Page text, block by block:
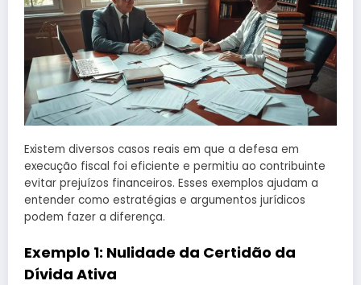
Existem diversos casos reais em que a defesa em
execução fiscal foi eficiente e permitiu ao contribuinte
evitar prejuízos financeiros. Esses exemplos ajudam a
entender como estratégias e argumentos jurídicos
podem fazer a diferença.
Exemplo 1: Nulidade da Certidão da
Dívida Ativa